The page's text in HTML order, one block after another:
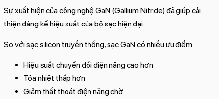
Sự xuất hiện của công nghệ GaN (Gallium Nitride) đã giúp cải
thiện đáng kể hiệu suất của bộ sạc hiện đại.
So với sạc silicon truyền thống, sạc GaN có nhiều ưu điểm:
Hiệu suất chuyển đổi điện năng cao hơn
Tỏa nhiệt thấp hơn
Giảm thất thoát điện năng chờ